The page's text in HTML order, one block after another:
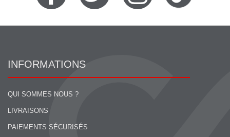
INFORMATIONS
QUI SOMMES NOUS ?
LIVRAISONS
PAIEMENTS SÉCURISÉS